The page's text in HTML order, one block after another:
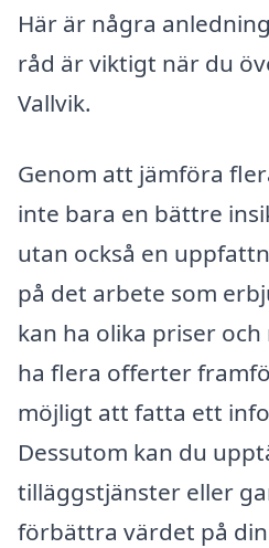
Här är några
råd är viktigt när du
Vallvik.
Genom att jämföra
inte bara en bättre
utan också en
på det arbete som
kan ha olika priser
ha flera offerter
möjligt att fatta ett
Dessutom kan du
tilläggstjänster eller
förbättra värdet på